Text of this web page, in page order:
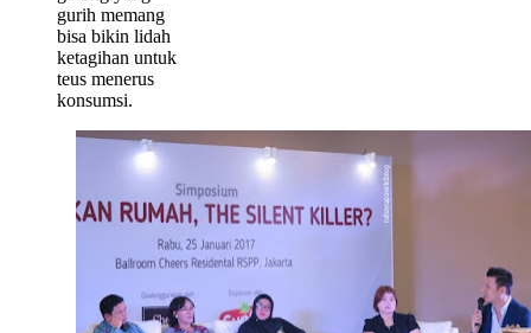
gurih memang
bisa bikin lidah
ketagihan untuk
teus menerus
konsumsi.